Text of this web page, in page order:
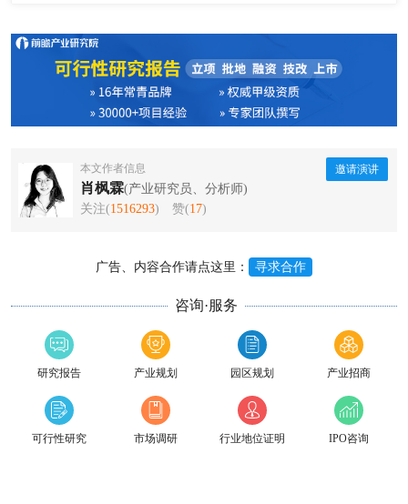
本文作者信息
肖枫霖(产业研究员、分析师)
关注(1516293) 赞(17)
邀请演讲
广告、内容合作请点这里： 寻求合作
咨询·服务
研究报告 产业规划 园区规划 产业招商
可行性研究 市场调研 行业地位证明 IPO咨询